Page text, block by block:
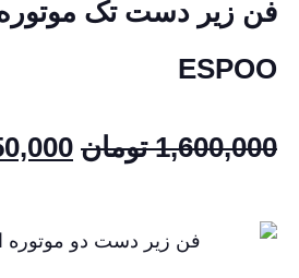
فن زیر دست تک
ESPOO
1,600,000 تومان